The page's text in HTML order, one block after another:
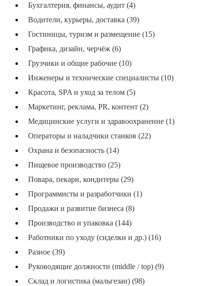
Бухгалтерия, финансы, аудит (4)
Водители, курьеры, доставка (39)
Гостиницы, туризм и размещение (15)
Графика, дизайн, черчёж (6)
Грузчики и общие рабочие (10)
Инженеры и технические специалисты (10)
Красота, SPA и уход за телом (5)
Маркетинг, реклама, PR, контент (2)
Медицинские услуги и здравоохранение (1)
Операторы и наладчики станков (22)
Охрана и безопасность (14)
Пищевое производство (25)
Повара, пекари, кондитеры (29)
Программисты и разработчики (1)
Продажи и развитие бизнеса (8)
Производство и упаковка (144)
Работники по уходу (сиделки и др.) (16)
Разное (39)
Руководящие должности (middle / top) (9)
Склад и логистика (мальгезан) (98)